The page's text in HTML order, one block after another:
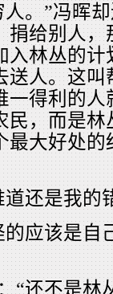
。”冯晖
捐给别人
入林丛的
送人。这
一得利的
民，而是
最大好处
道还是我的
的应该是自
“还不是林